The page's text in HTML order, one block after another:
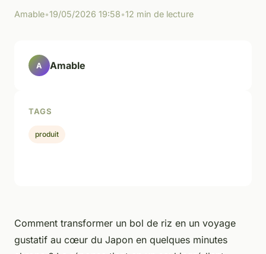
Amable•19/05/2026 19:58•12 min de lecture
Comment transformer un bol de riz en un voyage
gustatif au cœur du Japon en quelques minutes
A Amable
TAGS
produit